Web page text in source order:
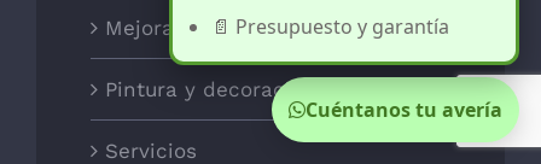
Mejoras para el Hogar
Pintura y decoración
Servicios
📄 Presupuesto y garantía
Cuéntanos tu avería